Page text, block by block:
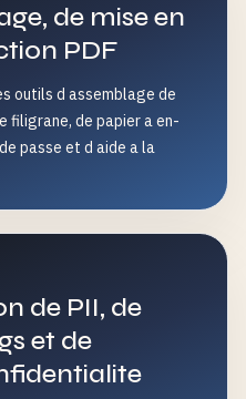
de mise en
PDF
outils d assemblage de
filigrane, de papier a en-
passe et d aide a la
de PII, de
et de